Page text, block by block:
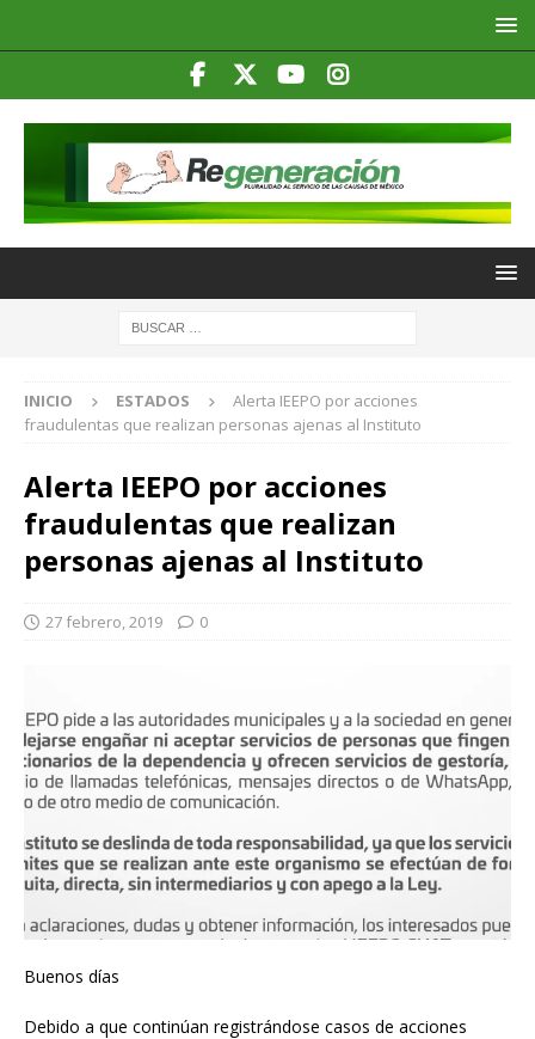
INICIO ESTADOS
Alerta IEEPO por acciones
fraudulentas que realizan personas ajenas al Instituto
Alerta IEEPO por acciones
fraudulentas que realizan
personas ajenas al Instituto
27 febrero, 2019 0
Buenos días
Debido a que continúan registrándose casos de acciones